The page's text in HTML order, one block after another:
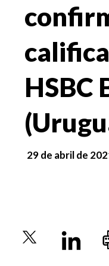
HSBC
29 de abril de